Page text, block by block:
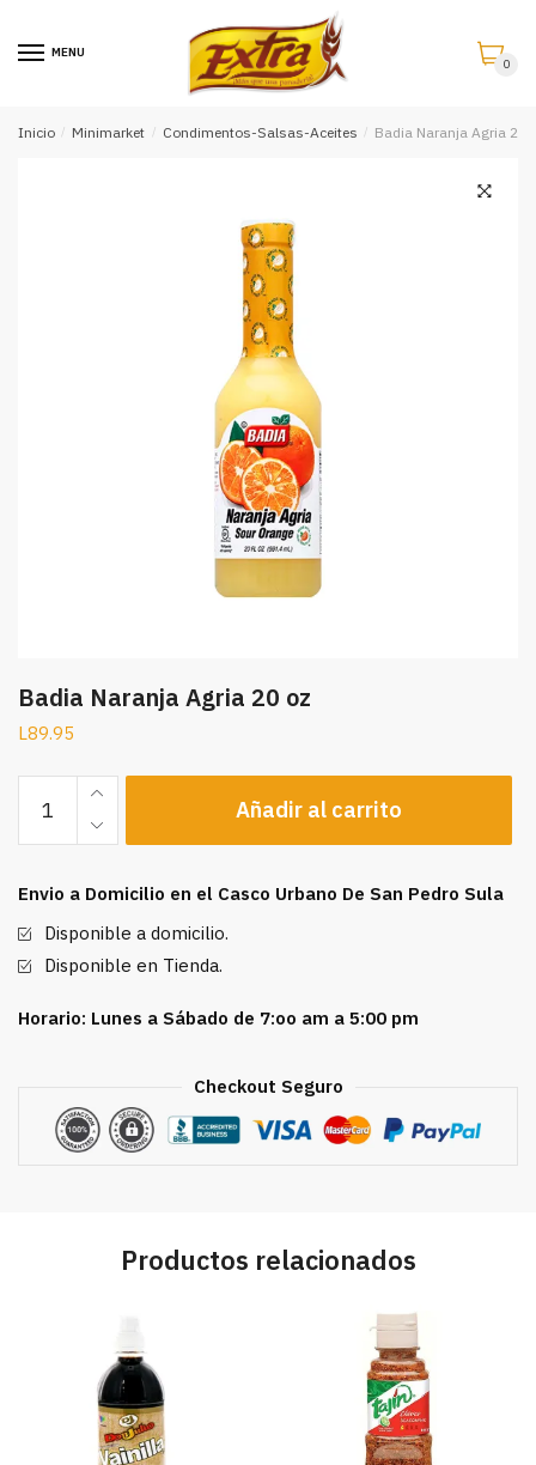
MENU
0
Inicio / Minimarket / Condimentos-Salsas-Aceites / Badia Naranja Agria 20
Badia Naranja Agria 20 oz
L89.95
Naranja
Agria
oz
cantidad
Añadir al carrito
Envio a Domicilio en el Casco Urbano De San Pedro Sula
Disponible a domicilio.
Disponible en Tienda.
Horario: Lunes a Sábado de 7:oo am a 5:00 pm
Checkout Seguro
Productos relacionados